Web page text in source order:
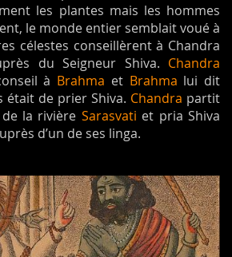
les plantes mais les hommes
le monde entier semblait voué à
célestes conseillèrent à Chandra
du Seigneur Shiva. Chandra
à Brahma et Brahma lui dit
était de prier Shiva. Chandra partit
la rivière Sarasvati et pria Shiva
d’un de ses linga.